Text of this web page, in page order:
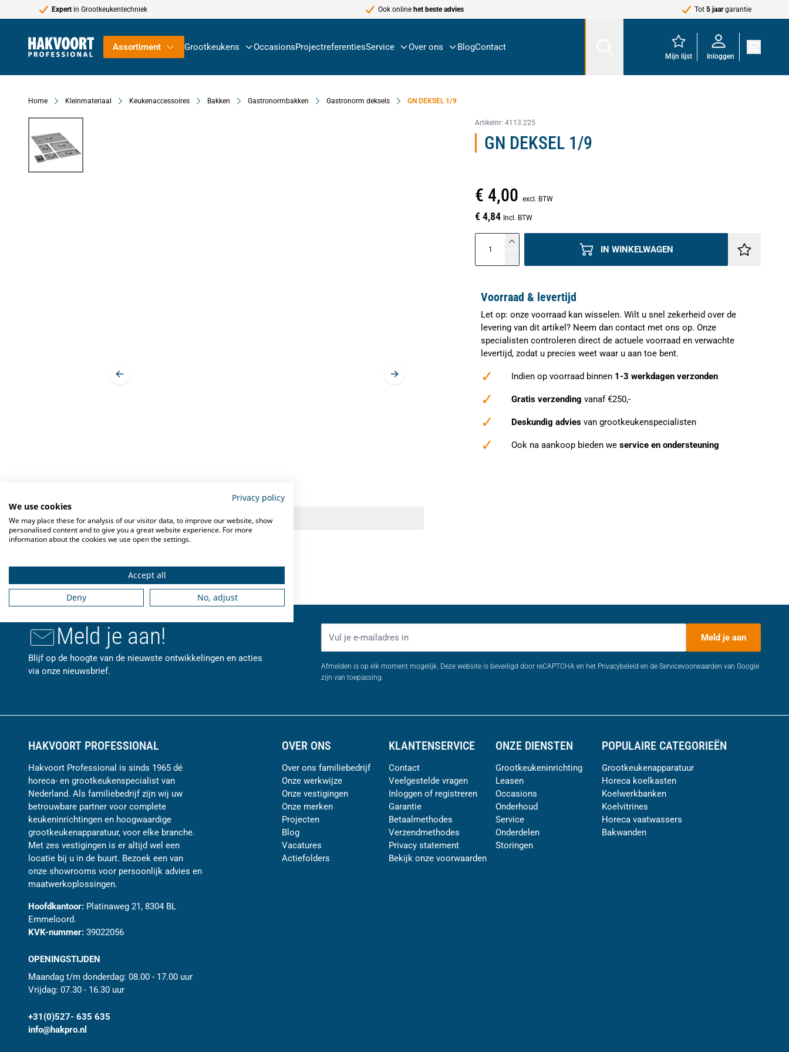
Expert in Grootkeukentechniek Ook online het beste advies Tot 5 jaargarantie
Assortiment Grootkeukens OccasionsProjectreferentiesService Over ons BlogContact
Mijn lijst Inloggen
Home Kleinmateriaal Keukenaccessoires Bakken Gastronormbakken Gastronorm deksels GN DEKSEL 1/9
Artikelnr: 4113.225
GN DEKSEL 1/9
€ 4,00 excl. BTW
€ 4,84 Incl. BTW
IN WINKELWAGEN
Voorraad & levertijd
Let op: onze voorraad kan wisselen. Wilt u snel zekerheid over de
levering van dit artikel? Neem dan contact met ons op. Onze
specialisten controleren direct de actuele voorraad en verwachte
levertijd, zodat u precies weet waar u aan toe bent.
✓ Indien op voorraad binnen 1-3 werkdagen verzonden
✓ Gratis verzending vanaf €250,-
✓ Deskundig advies van grootkeukenspecialisten
✓ Ook na aankoop bieden weservice en ondersteuning
Omschrijving Specificaties
Meld je aan!
Blijf op de hoogte van de nieuwste ontwikkelingen en acties
via onze nieuwsbrief.
Meld je aan
Afmelden is op elk moment mogelijk. Deze website is beveiligd door reCAPTCHA en het Privacybeleid en de Servicevoorwaarden van Google
zijn van toepassing.
HAKVOORT PROFESSIONAL
Hakvoort Professional is sinds 1965 dé
horeca- en grootkeukenspecialist van
Nederland. Als familiebedrijf zijn wij uw
betrouwbare partner voor complete
keukeninrichtingen en hoogwaardige
grootkeukenapparatuur, voor elke branche.
Met zes vestigingen is er altijd wel een
locatie bij u in de buurt. Bezoek een van
onze showrooms voor persoonlijk advies en
maatwerkoplossingen.
Hoofdkantoor: Platinaweg 21, 8304 BL
Emmeloord.
KVK-nummer: 39022056
OPENINGSTIJDEN
Maandag t/m donderdag: 08.00 - 17.00 uur
Vrijdag: 07.30 - 16.30 uur
+31(0)527- 635 635
info@hakpro.nl
OVER ONS
Over ons familiebedrijf
Onze werkwijze
Onze vestigingen
Onze merken
Projecten
Blog
Vacatures
Actiefolders
KLANTENSERVICE
Contact
Veelgestelde vragen
Inloggen of registreren
Garantie
Betaalmethodes
Verzendmethodes
Privacy statement
Bekijk onze voorwaarden
ONZE DIENSTEN
Grootkeukeninrichting
Leasen
Occasions
Onderhoud
Service
Onderdelen
Storingen
POPULAIRE CATEGORIEËN
Grootkeukenapparatuur
Horeca koelkasten
Koelwerkbanken
Koelvitrines
Horeca vaatwassers
Bakwanden
Privacy policy
We use cookies
We may place these for analysis of our visitor data, to improve our website, show
personalised content and to give you a great website experience. For more
information about the cookies we use open the settings.
Accept all
Deny
No, adjust